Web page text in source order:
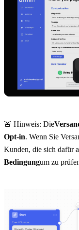
🚨 Hinweis: Die
Opt-in. Wenn Sie
Kunden, die sich dafür
Bedingungum zu